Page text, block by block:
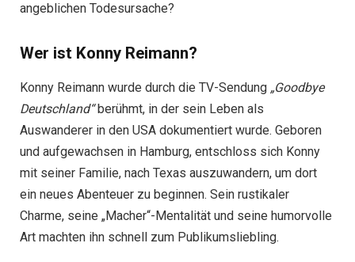
angeblichen Todesursache?
Wer ist Konny Reimann?
Konny Reimann wurde durch die TV-Sendung „Goodbye
Deutschland“berühmt, in der sein Leben als
Auswanderer in den USA dokumentiert wurde. Geboren
und aufgewachsen in Hamburg, entschloss sich Konny
mit seiner Familie, nach Texas auszuwandern, um dort
ein neues Abenteuer zu beginnen. Sein rustikaler
Charme, seine „Macher“-Mentalität und seine humorvolle
Art machten ihn schnell zum Publikumsliebling.